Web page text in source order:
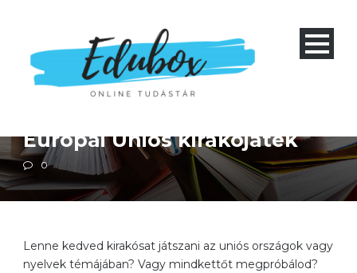
Alapiskola 1-4 Ember és társadalom
Európai Uniós kirakójáték
0
Lenne kedved kirakósat játszani az uniós országok vagy
nyelvek témájában? Vagy mindkettőt megpróbálod?